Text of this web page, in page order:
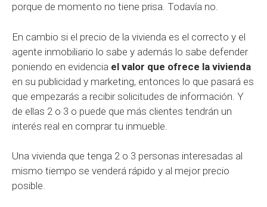
porque de momento no tiene prisa. Todavía no.
En cambio si el precio de la vivienda es el correcto y el
agente inmobiliario lo sabe y además lo sabe defender
poniendo en evidencia el valor que ofrece la vivienda
en su publicidad y marketing, entonces lo que pasará es
que empezarás a recibir solicitudes de información. Y
de ellas 2 o 3 o puede que más clientes tendrán un
interés real en comprar tu inmueble.
Una vivienda que tenga 2 o 3 personas interesadas al
mismo tiempo se venderá rápido y al mejor precio
posible.